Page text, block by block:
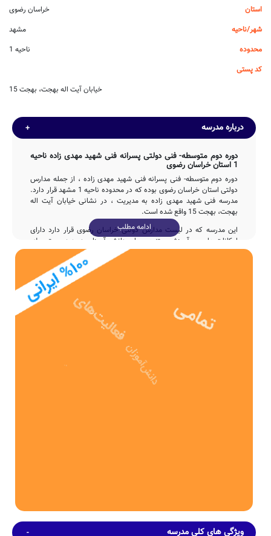
استان
خراسان رضوی
شهر/ناحیه
مشهد
محدوده
ناحیه 1
کد پستی
خیابان آیت اله بهجت، بهجت 15
درباره مدرسه
دوره دوم متوسطه- فنی دولتی پسرانه فنی شهید مهدی زاده ناحیه
1 استان خراسان رضوی
دوره دوم متوسطه- فنی پسرانه فنی شهید مهدی زاده ، از جمله مدارس
دولتی استان خراسان رضوی بوده که در محدوده ناحیه 1 مشهد قرار دارد.
مدرسه فنی شهید مهدی زاده به مدیریت ، در نشانی خیابان آیت اله
بهجت، بهجت 15 واقع شده است.
این مدرسه که در لیست مدارس دولتی خراسان رضوی قرار دارد دارای
امکانات علمی و آموزشی متنوعی برای دانش آموزان دوره دوم متوسطه-
فنی می باشد و آمادگی پاسخگویی مستمر به سوالات اولیاء گرامی مشهد را
دوره دوم متوسطه- فنی فنی شهید مهدی زاده در سال 1386 توسط جمعی
از خیرین مدرسه ساز با تلاش 3ساله عوامل مختلف اجرایی و آموزشی
تاسیس شده است.
همچنین حیاط با مساحت 303 متر مربع، دارای فضای آموزشی و ورزشی
نسبتاً مناسبی برای یک مدرسه ی دوره دوم متوسطه- فنی می باشد.
بطور همزمان و بوفه عرضه کننده انواع خوراکی های مجاز و بهداشتی، می
باشد.
ادامه مطلب
ویژگی های کلی مدرسه